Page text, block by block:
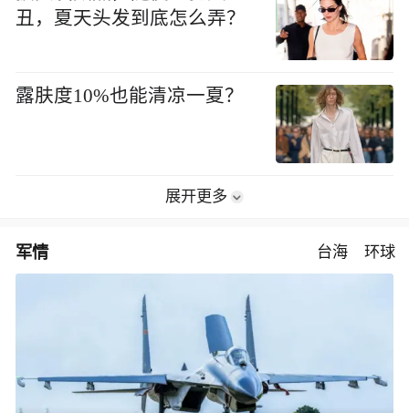
丑，夏天头发到底怎么弄？
露肤度10%也能清凉一夏？
展开更多
军情 台海 环球